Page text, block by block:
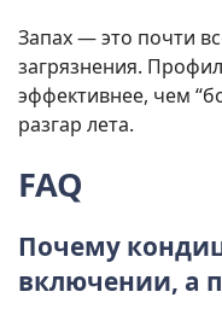
Запах — это почти
загрязнения.
эффективнее, чем
разгар лета.
FAQ
Почему
включении, а